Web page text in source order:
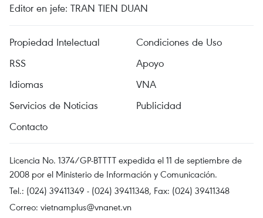
Editor en jefe: TRAN TIEN DUAN
Propiedad Intelectual
Condiciones de Uso
RSS
Apoyo
Idiomas
VNA
Servicios de Noticias
Publicidad
Contacto
Licencia No. 1374/GP-BTTTT expedida el 11 de septiembre de
2008 por el Ministerio de Información y Comunicación.
Tel.: (024) 39411349 - (024) 39411348, Fax: (024) 39411348
Correo: vietnamplus@vnanet.vn